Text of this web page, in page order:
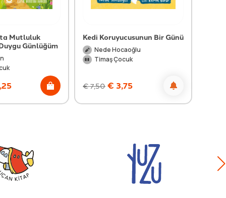
Mutluluk
Günlüğüm
Kedi Koruyucusunun Bir Günü
Nede Hocaoğlu
Timaş Çocuk
€7,50 € 3,75